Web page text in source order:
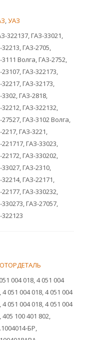
,УАЗ
322137, ГАЗ-33021,
ГАЗ-2705,
3111 Волга, ГАЗ-2752,
ГАЗ-322173,
ГАЗ-32173,
ГАЗ-2818,
ГАЗ-322132,
27527, ГАЗ-3102 Волга,
ГАЗ-3221,
ГАЗ-33023,
ГАЗ-330202,
ГАЗ-2310,
ГАЗ-22171,
ГАЗ-330232,
ГАЗ-27057,
004 018, 4 051 004
4 051 004 018, 4 051 004
4 051 004 018, 4 051 004
405 100 401 802,
БР,